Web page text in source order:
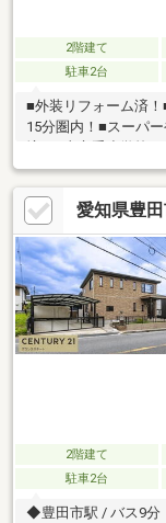
2階建て
駐車2台
■外装リフォーム済
15分圏内！■スーパ
境～□山之手小学校：
カ豊田店：徒歩約6
約7分□しゅうさん公
愛知県豊
2階建て
駐車2台
◆豊田市駅 / バス9分